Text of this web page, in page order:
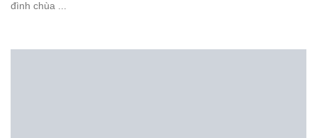
đình chùa ...